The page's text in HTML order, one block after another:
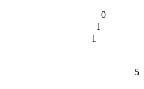
0
1
1
5